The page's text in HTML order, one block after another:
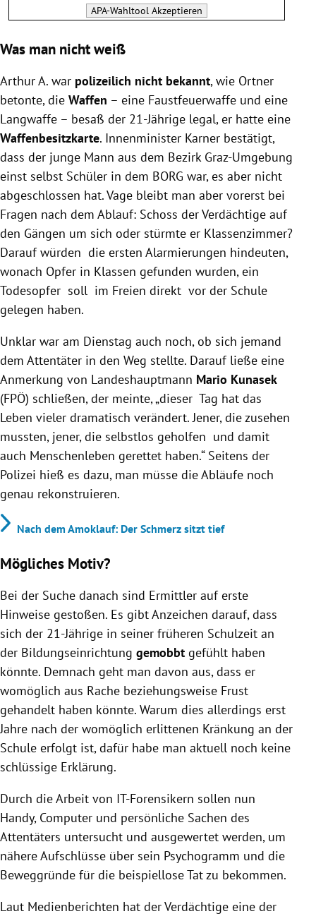
APA-Wahltool Akzeptieren
Was man nicht weiß
Arthur A. war polizeilich nicht bekannt, wie Ortner
betonte, die Waffen – eine Faustfeuerwaffe und eine
Langwaffe – besaß der 21-Jährige legal, er hatte eine
Waffenbesitzkarte. Innenminister Karner bestätigt,
dass der junge Mann aus dem Bezirk Graz-Umgebung
einst selbst Schüler in dem BORG war, es aber nicht
abgeschlossen hat. Vage bleibt man aber vorerst bei
Fragen nach dem Ablauf: Schoss der Verdächtige auf
den Gängen um sich oder stürmte er Klassenzimmer?
Darauf würden die ersten Alarmierungen hindeuten,
wonach Opfer in Klassen gefunden wurden, ein
Todesopfer soll im Freien direkt vor der Schule
gelegen haben.
Unklar war am Dienstag auch noch, ob sich jemand
dem Attentäter in den Weg stellte. Darauf ließe eine
Anmerkung von Landeshauptmann Mario Kunasek
(FPÖ) schließen, der meinte, „dieser Tag hat das
Leben vieler dramatisch verändert. Jener, die zusehen
mussten, jener, die selbstlos geholfen und damit
auch Menschenleben gerettet haben.“ Seitens der
Polizei hieß es dazu, man müsse die Abläufe noch
genau rekonstruieren.
Nach dem Amoklauf: Der Schmerz sitzt tief
Mögliches Motiv?
Bei der Suche danach sind Ermittler auf erste
Hinweise gestoßen. Es gibt Anzeichen darauf, dass
sich der 21-Jährige in seiner früheren Schulzeit an
der Bildungseinrichtung gemobbt gefühlt haben
könnte. Demnach geht man davon aus, dass er
womöglich aus Rache beziehungsweise Frust
gehandelt haben könnte. Warum dies allerdings erst
Jahre nach der womöglich erlittenen Kränkung an der
Schule erfolgt ist, dafür habe man aktuell noch keine
schlüssige Erklärung.
Durch die Arbeit von IT-Forensikern sollen nun
Handy, Computer und persönliche Sachen des
Attentäters untersucht und ausgewertet werden, um
nähere Aufschlüsse über sein Psychogramm und die
Beweggründe für die beispiellose Tat zu bekommen.
Laut Medienberichten hat der Verdächtige eine der